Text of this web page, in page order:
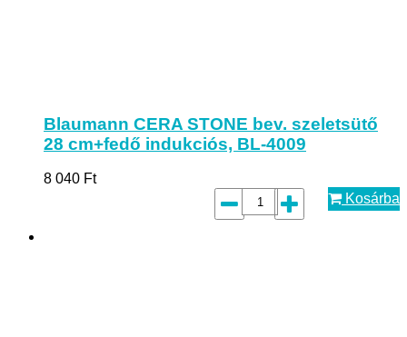
Blaumann CERA STONE bev. szeletsütő
28 cm+fedő indukciós, BL-4009
8 040 Ft
Kosárba